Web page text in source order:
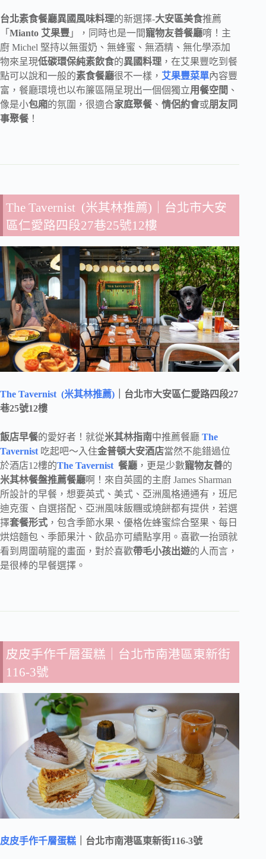
台北素食餐廳異國風味料理的新選擇-大安區美食推薦
「 Mianto 艾果豐 」，同時也是一間寵物友善餐廳唷！主
廚 Michel 堅持以無蛋奶、無蜂蜜、無酒精、無化學添加
物來呈現低碳環保純素飲食的異國料理 ，在艾果豐吃到餐
點可以說和一般的素食餐廳很不一樣， 艾果豐菜單內容豐
富，餐廳環境也以布簾區隔呈現出一個個獨立用餐空間 、
像是小包廂的氛圍，很適合家庭聚餐 、 情侶約會或朋友同
事聚餐 ！
The Tavernist (米其林推薦) ｜台北市大安
區仁愛路四段27巷25號12樓
The Tavernist (米其林推薦) ｜台北市大安區仁愛路四段27
巷25號12樓
飯店早餐的愛好者！就從米其林指南中推薦餐廳 The
Tavernist 吃起吧～入住金普頓大安酒店當然不能錯過位
於酒店12樓的The Tavernist 餐廳 ，更是少數寵物友善的
米其林餐盤推薦餐廳啊！來自英國的主廚 James Sharman
所設計的早餐，想要英式、美式、亞洲風格通通有，班尼
迪克蛋、自選搭配、亞洲風味飯糰或燒餅都有提供，若選
擇套餐形式 ，包含季節水果、優格佐蜂蜜綜合堅果、每日
烘焙麵包、季節果汁、飲品亦可續點享用。喜歡一抬頭就
看到周圍萌寵的畫面，對於喜歡帶毛小孩出遊的人而言，
是很棒的早餐選擇。
皮皮手作千層蛋糕 ｜台北市南港區東新街
116-3號
皮皮手作千層蛋糕 ｜台北市南港區東新街116-3號